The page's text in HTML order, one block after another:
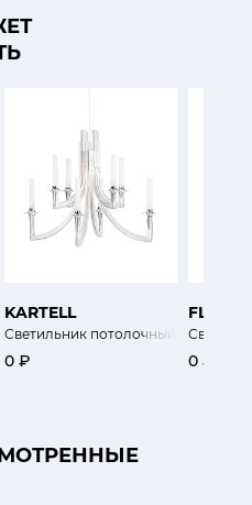
KARTELL
Светильник потолочный Хан
0 ₽
FLOS
0 ₽